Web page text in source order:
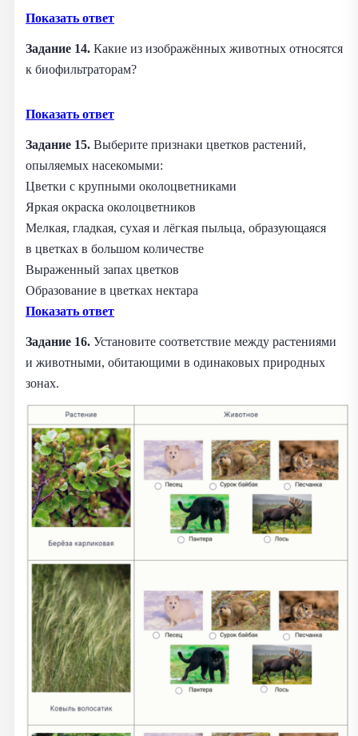
Показать ответ
Задание 14. Какие из изображённых животных относятся
к биофильтраторам?
Показать ответ
Задание 15. Выберите признаки цветков растений,
опыляемых насекомыми:
Цветки с крупными околоцветниками
Яркая окраска околоцветников
Мелкая, гладкая, сухая и лёгкая пыльца, образующаяся
в цветках в большом количестве
Выраженный запах цветков
Образование в цветках нектара
Показать ответ
Задание 16. Установите соответствие между растениями
и животными, обитающими в одинаковых природных
зонах.